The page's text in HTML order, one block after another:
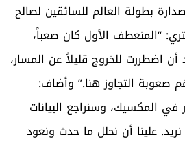
بطولة العالم للسائقين لصالح
“المنعطف الأول كان صعباً،
اضطررت للخروج قليلاً عن المسار،
صعوبة التجاوز هنا.” وأضاف:
في المكسيك، وسنراجع البيانات
علينا أن نحلل ما حدث ونعود